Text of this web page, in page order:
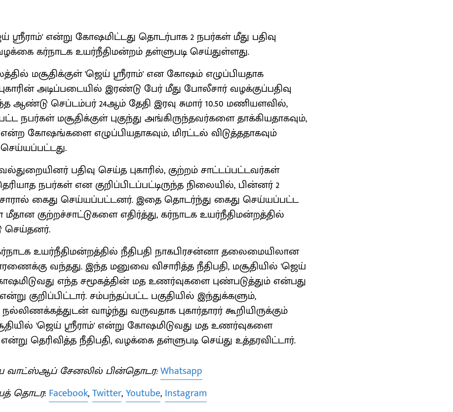
ஸ்ரீராம்' என்று கோஷமிட்டது தொடர்பாக 2 நபர்கள் மீது பதிவு
கர்நாடக உயர்நீதிமன்றம் தள்ளுபடி செய்துள்ளது.
மசூதிக்குள் 'ஜெய் ஸ்ரீராம்' என கோஷம் எழுப்பியதாக
அடிப்படையில் இரண்டு பேர் மீது போலீசார் வழக்குப்பதிவு
ஆண்டு செப்டம்பர் 24ஆம் தேதி இரவு சுமார் 10.50 மணியளவில்,
நபர்கள் மசூதிக்குள் புகுந்து அங்கிருந்தவர்களை தாக்கியதாகவும்,
கோஷங்களை எழுப்பியதாகவும், மிரட்டல் விடுத்ததாகவும்
செய்யப்பட்டது.
பதிவு செய்த புகாரில், குற்றம் சாட்டப்பட்டவர்கள்
நபர்கள் என குறிப்பிடப்பட்டிருந்த நிலையில், பின்னர் 2
கைது செய்யப்பட்டனர். இதை தொடர்ந்து கைது செய்யப்பட்ட
குற்றச்சாட்டுகளை எதிர்த்து, கர்நாடக உயர்நீதிமன்றத்தில்
செய்தனர்.
உயர்நீதிமன்றத்தில் நீதிபதி நாகபிரசன்னா தலைமையிலான
வந்தது. இந்த மனுவை விசாரித்த நீதிபதி, மசூதியில் 'ஜெய்
எந்த சமூகத்தின் மத உணர்வுகளை புண்படுத்தும் என்பது
குறிப்பிட்டார். சம்பந்தப்பட்ட பகுதியில் இந்துக்களும்,
வாழ்ந்து வருவதாக புகார்தாரர் கூறியிருக்கும்
'ஜெய் ஸ்ரீராம்' என்று கோஷமிடுவது மத உணர்வுகளை
என்று தெரிவித்த நீதிபதி, வழக்கை தள்ளுபடி செய்து உத்தரவிட்டார்.
வாட்ஸ்ஆப் சேனலில் பின்தொடர:Whatsapp
தொடர: Facebook,Twitter,Youtube, Instagram